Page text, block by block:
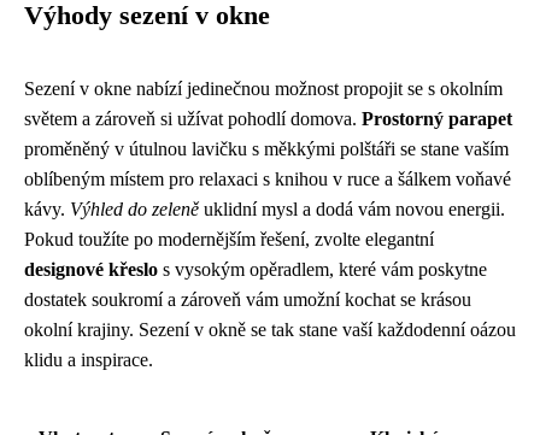
Výhody sezení v okne
Sezení v okne nabízí jedinečnou možnost propojit se s okolním
světem a zároveň si užívat pohodlí domova. Prostorný parapet
proměněný v útulnou lavičku s měkkými polštáři se stane vaším
oblíbeným místem pro relaxaci s knihou v ruce a šálkem voňavé
kávy. Výhled do zeleně uklidní mysl a dodá vám novou energii.
Pokud toužíte po modernějším řešení, zvolte elegantní
designové křeslo s vysokým opěradlem, které vám poskytne
dostatek soukromí a zároveň vám umožní kochat se krásou
okolní krajiny. Sezení v okně se tak stane vaší každodenní oázou
klidu a inspirace.